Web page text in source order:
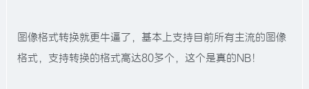
图像格式转换就更牛逼了，基本上支持目前所有主流的图像
格式，支持转换的格式高达80多个，这个是真的NB！